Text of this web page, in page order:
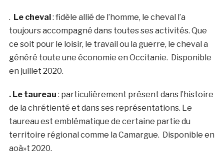
. Le cheval: fidèle allié de l’homme, le cheval l’a
toujours accompagné dans toutes ses activités. Que
ce soit pour le loisir, le travail ou la guerre, le cheval a
généré toute une économie en Occitanie. Disponible
en juillet 2020.
. Le taureau : particulièrement présent dans l’histoire
de la chrétienté et dans ses représentations. Le
taureau est emblématique de certaine partie du
territoire régional comme la Camargue. Disponible en
aoà»t 2020.